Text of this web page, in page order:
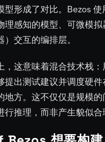
型形成了对比。Bezos
理感知的模型、可微模
）交互的编排层。
，这意味着混合技术栈
提出测试建议并调度硬
地方。这不仅仅是规模
行推理，而非产生貌似合